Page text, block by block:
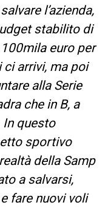
l’azienda,
stabilito di
euro per
ci arrivi, ma poi
alla Serie
che in B, a
questo
sportivo
della Samp
a salvarsi,
fare nuovi voli